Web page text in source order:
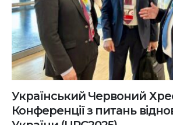
Український Червоний
Конференції з питань